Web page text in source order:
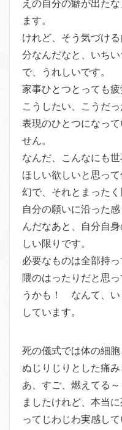
えの自分の癖が出たな
ます。
けれど、そう気づけ
分なんだなと、 いち
で、うれしいです。
家事ひとつとっても
こうしたい、こ うだ
表現のひとつになって
せん。
なんだ、こんなにも
ほしい欲しいと 思っ
幻で、それとまったく
自分の願いに沿った
んだなあと、自分自身
しい限りです。
必要なものは全部持
隈のはったりだと思
うかも！ なんて、い
しています。
死の儀式では体の細
ぬじりじりとした痛み
あ、すご、燃えてる
ましたけれど、本当
ってじわじわ実感し